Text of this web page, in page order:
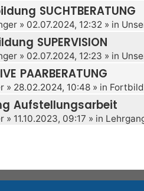
SUCHTBERATUNG
» 02.07.2024, 12:32 » in
SUPERVISION
» 02.07.2024, 12:23 » in
PAARBERATUNG
» 28.02.2024, 10:48 » in
Aufstellungsarbeit
» 11.10.2023, 09:17 » in